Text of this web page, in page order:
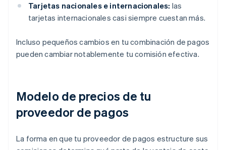
Tarjetas nacionales e internacionales: las
tarjetas internacionales casi siempre cuestan más.
Incluso pequeños cambios en tu combinación de pagos
pueden cambiar notablemente tu comisión efectiva.
Modelo de precios de tu
proveedor de pagos
La forma en que tu proveedor de pagos estructure sus